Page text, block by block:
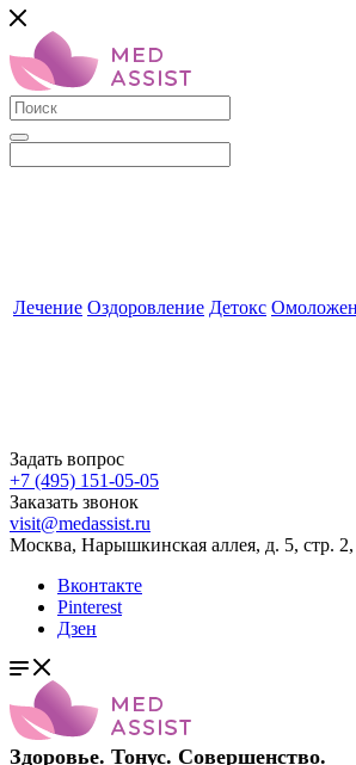
Лечение Оздоровление Детокс
Задать вопрос
+7 (495) 151-05-05
Заказать звонок
visit@medassist.ru
Москва, Нарышкинская аллея, д. 5, стр.
Вконтакте
Pinterest
Дзен
Здоровье. Тонус. Совершенство.